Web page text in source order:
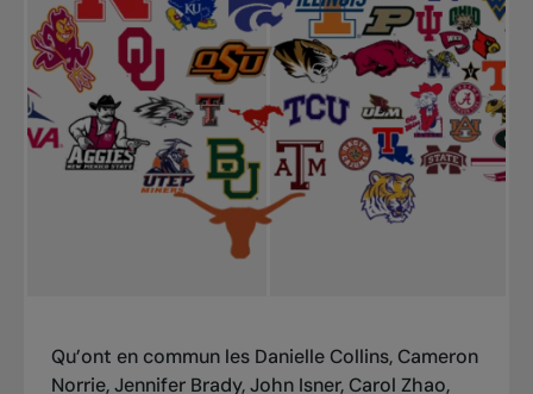
Qu’ont en commun les Danielle Collins, Cameron
Norrie, Jennifer Brady, John Isner, Carol Zhao,